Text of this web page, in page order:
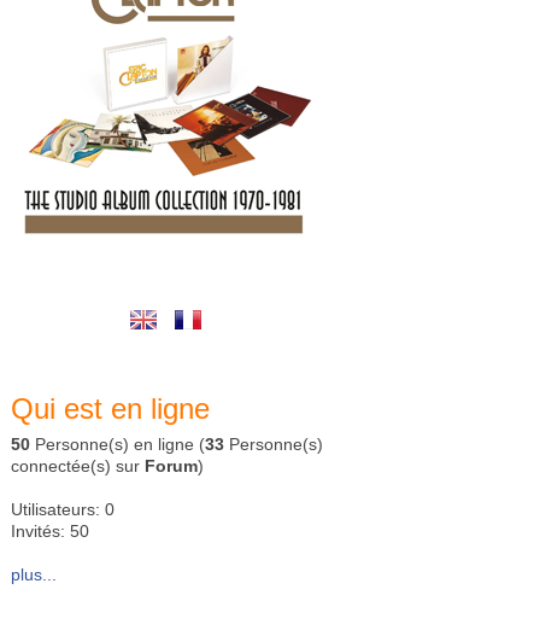
Qui est en ligne
50 Personne(s) en ligne (33 Personne(s)
connectée(s) sur Forum)
Utilisateurs: 0
Invités: 50
plus...